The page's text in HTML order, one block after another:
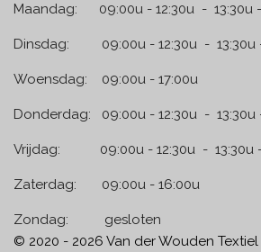
Maandag: 09:00u - 12:30u - 13:30u -
Dinsdag: 09:00u - 12:30u - 13:30u -
Woensdag: 09:00u - 17:00u
Donderdag: 09:00u - 12:30u - 13:30u
Vrijdag: 09:00u - 12:30u - 13:30u -
Zaterdag: 09:00u -
Zondag:
© 2020 - 2026 Van der Wouden Textiel